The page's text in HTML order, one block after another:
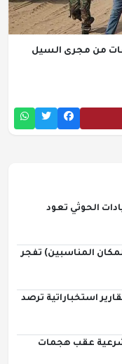
من مجرى السيل
الحوثي تعود
المناسبين) تفجر
استخباراتية ترصد
عقب هجمات